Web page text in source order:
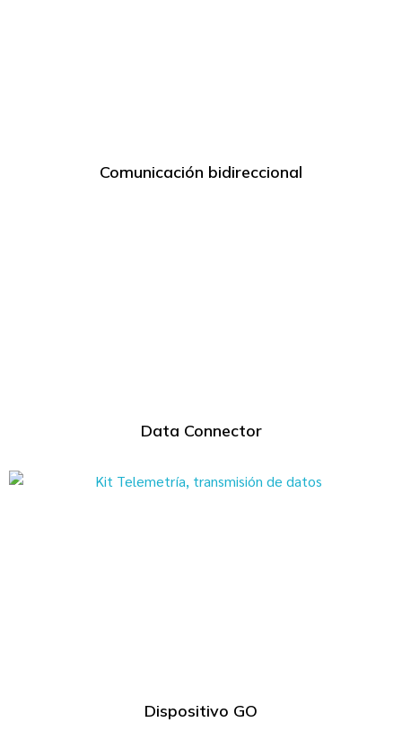
Comunicación bidireccional
Data Connector
Dispositivo GO